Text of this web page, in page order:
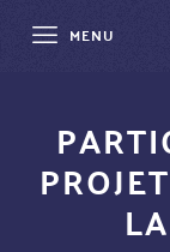
contenu
MENU